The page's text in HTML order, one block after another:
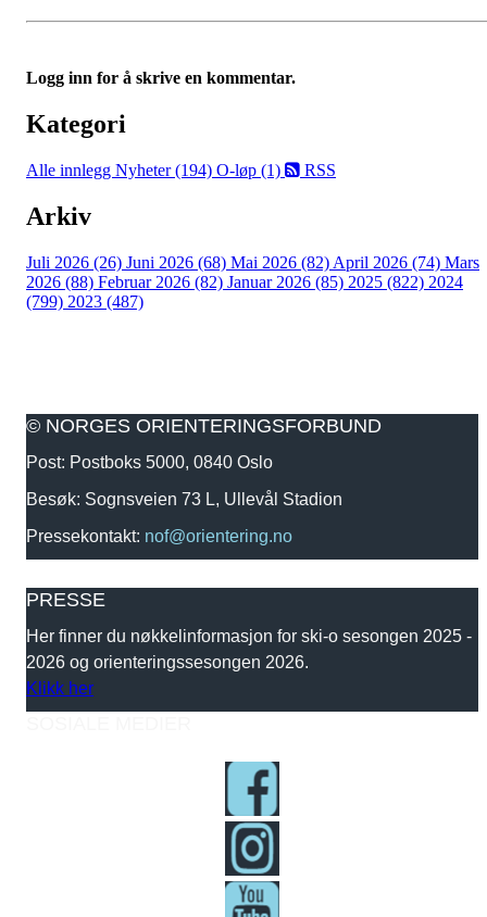
Logg inn for å skrive en kommentar.
Kategori
Alle innlegg Nyheter (194) O-løp (1) RSS
Arkiv
Juli 2026 (26) Juni 2026 (68) Mai 2026 (82) April 2026 (74) Mars
2026 (88) Februar 2026 (82) Januar 2026 (85) 2025 (822) 2024
(799) 2023 (487)
© NORGES ORIENTERINGSFORBUND
Post: Postboks 5000, 0840 Oslo
Besøk: Sognsveien 73 L, Ullevål Stadion
Pressekontakt: nof@orientering.no
PRESSE
Her finner du nøkkelinformasjon for ski-o sesongen 2025 -
2026 og orienteringssesongen 2026.
Klikk her